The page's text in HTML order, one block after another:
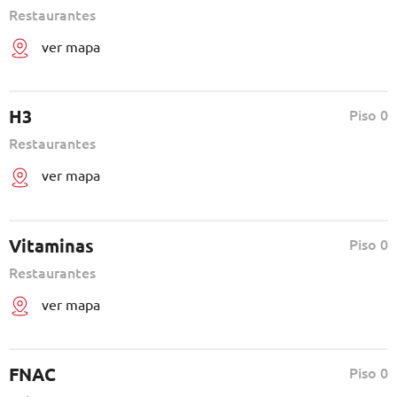
Restaurantes
ver mapa
H3
Piso 0
Restaurantes
ver mapa
Vitaminas
Piso 0
Restaurantes
ver mapa
FNAC
Piso 0